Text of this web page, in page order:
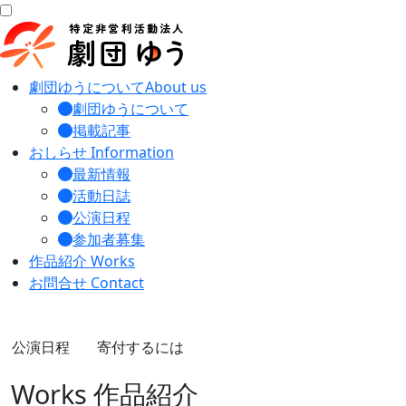
劇団ゆうについてAbout us
劇団ゆうについて
掲載記事
おしらせInformation
最新情報
活動日誌
公演日程
参加者募集
作品紹介 Works
お問合せ Contact
公演日程 寄付するには
Works 作品紹介